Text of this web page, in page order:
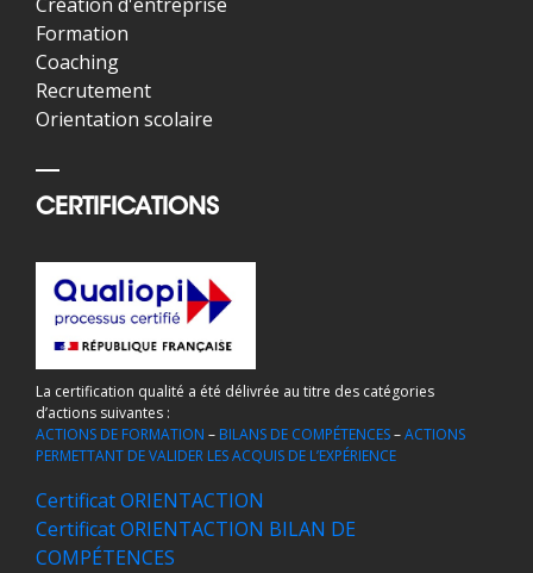
Formation
Coaching
Recrutement
Orientation scolaire
CERTIFICATIONS
La certification qualité a été délivrée au titre des catégories
d’actions suivantes :
ACTIONS DE FORMATION – BILANS DE COMPÉTENCES–ACTIONS
PERMETTANT DE VALIDER LES ACQUIS DE L’EXPÉRIENCE
Certificat ORIENTACTION
Certificat ORIENTACTION BILAN DE
COMPÉTENCES